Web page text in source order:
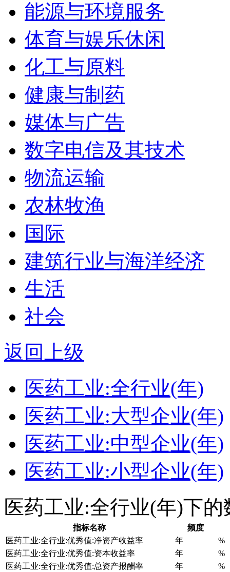
能源与环境服务
体育与娱乐休闲
化工与原料
健康与制药
媒体与广告
数字电信及其技术
物流运输
农林牧渔
国际
建筑行业与海洋经济
生活
社会
返回上级
医药工业:全行业(年)
医药工业:大型企业(年)
医药工业:中型企业(年)
医药工业:小型企业(年)
医药工业:全行业(年)下的
指标名称
频度
医药工业:全行业:优秀值:净资产收益率
年
%
医药工业:全行业:优秀值:资本收益率
年
%
医药工业:全行业:优秀值:总资产报酬率
年 %